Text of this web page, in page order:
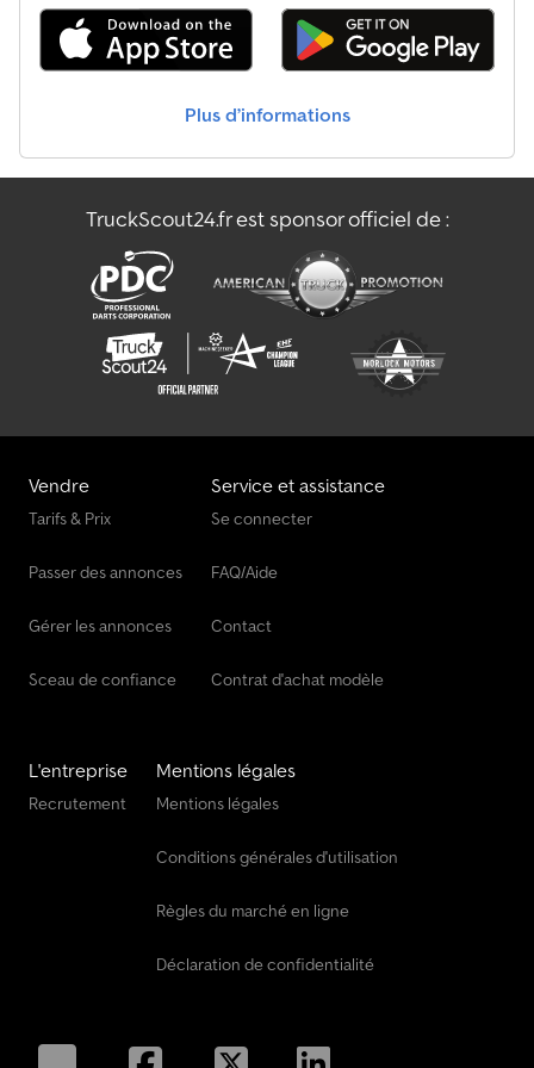
Ford Transit Custom
Ford Transit Custom Fourgon
Ford Transit Custom Motorhomes/Caravanes
Ford Transport Auto
Ford Véh. De Voirie
Plus d’informations
TruckScout24.fr est sponsor officiel de :
Vendre
Tarifs & Prix
Passer des annonces
Gérer les annonces
Sceau de confiance
Service et assistance
Se connecter
FAQ/Aide
Contact
Contrat d'achat modèle
L'entreprise
Recrutement
Mentions légales
Mentions légales
Conditions générales d'utilisation
Règles du marché en ligne
Déclaration de confidentialité